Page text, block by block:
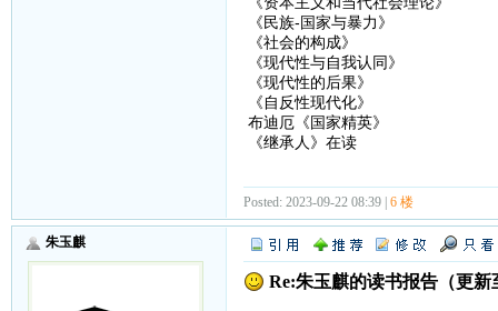
《民族-国家与暴力》
《社会的构成》
《现代性与自我认同》
《现代性的后果》
《自反性现代化》
布迪厄《国家精英》
《继承人》在读
Posted: 2023-09-22 08:39 | 6 楼
朱玉麒
Re:朱玉麒的读书报告（更